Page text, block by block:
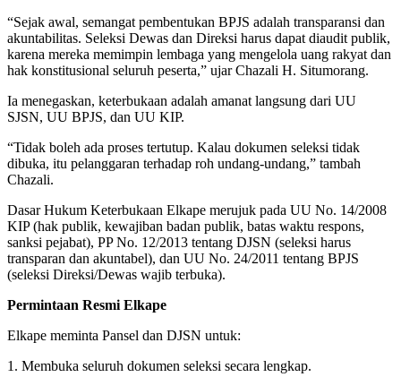
“Sejak awal, semangat pembentukan BPJS adalah transparansi dan
akuntabilitas. Seleksi Dewas dan Direksi harus dapat diaudit publik,
karena mereka memimpin lembaga yang mengelola uang rakyat dan
hak konstitusional seluruh peserta,” ujar Chazali H. Situmorang.
Ia menegaskan, keterbukaan adalah amanat langsung dari UU
SJSN, UU BPJS, dan UU KIP.
“Tidak boleh ada proses tertutup. Kalau dokumen seleksi tidak
dibuka, itu pelanggaran terhadap roh undang-undang,” tambah
Chazali.
Dasar Hukum Keterbukaan Elkape merujuk pada UU No. 14/2008
KIP (hak publik, kewajiban badan publik, batas waktu respons,
sanksi pejabat), PP No. 12/2013 tentang DJSN (seleksi harus
transparan dan akuntabel), dan UU No. 24/2011 tentang BPJS
(seleksi Direksi/Dewas wajib terbuka).
Permintaan Resmi Elkape
Elkape meminta Pansel dan DJSN untuk:
1. Membuka seluruh dokumen seleksi secara lengkap.